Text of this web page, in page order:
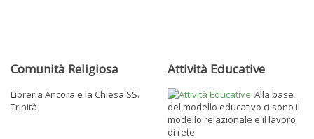
Comunità Religiosa
Libreria Ancora e la Chiesa SS.
Trinità
Attività Educative
Alla base
del modello educativo ci sono il
modello relazionale e il lavoro
di rete.